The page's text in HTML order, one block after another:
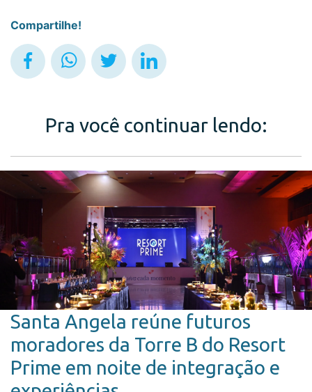
Compartilhe!
Pra você continuar lendo:
Santa Angela reúne futuros
moradores da Torre B do Resort
Prime em noite de integração e